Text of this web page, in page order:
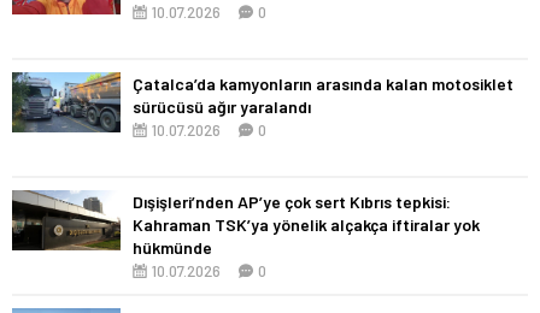
10.07.2026 0
Çatalca’da kamyonların arasında kalan motosiklet
sürücüsü ağır yaralandı
10.07.2026 0
Dışişleri’nden AP’ye çok sert Kıbrıs tepkisi:
Kahraman TSK’ya yönelik alçakça iftiralar yok
hükmünde
10.07.2026 0